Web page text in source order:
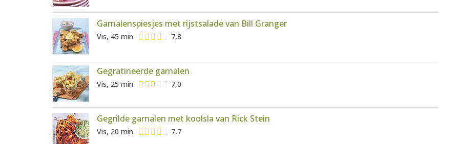
Garnalenspiesjes met rijstsalade van Bill Granger
Vis, 45 min 7,8
Gegratineerde garnalen
Vis, 25 min 7,0
Gegrilde garnalen met koolsla van Rick Stein
Vis, 20 min 7,7